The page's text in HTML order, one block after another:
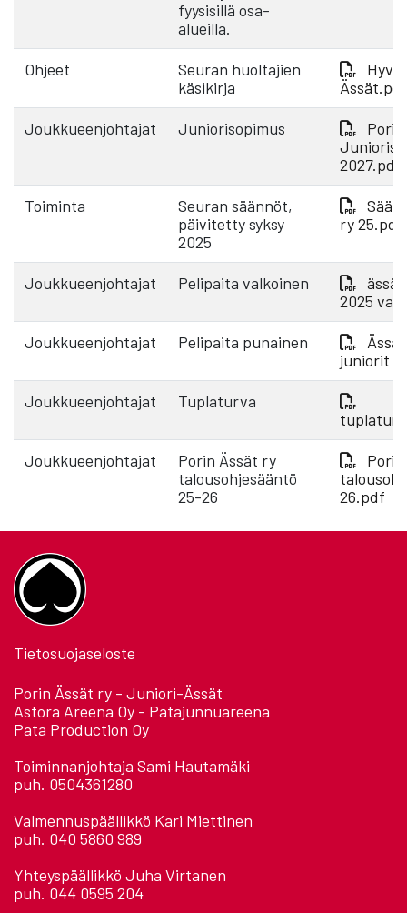
fyysisillä osa-
alueilla.
Ohjeet
Seuran huoltajien
käsikirja
Ässät.pdf
Joukkueenjohtajat Juniorisopimus
2027.pdf
Toiminta
Seuran säännöt,
päivitetty syksy
2025
ry 25.pdf
Joukkueenjohtajat Pelipaita valkoinen
2025
Joukkueenjohtajat Pelipaita punainen
juniorit
Joukkueenjohtajat
Tuplaturva
Joukkueenjohtajat
Porin Ässät ry
talousohjesääntö
25-26
26.pdf
Tietosuojaseloste
Porin Ässät ry - Juniori-Ässät
Astora Areena Oy - Patajunnuareena
Pata Production Oy
Toiminnanjohtaja Sami Hautamäki
puh. 0504361280
Valmennuspäällikkö Kari Miettinen
puh. 040 5860 989
Yhteyspäällikkö Juha Virtanen
puh. 044 0595 204